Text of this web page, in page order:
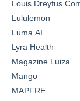
Louis Dreyfus
Lululemon
Luma AI
Lyra Health
Magazine Luiza
Mango
MAPFRE